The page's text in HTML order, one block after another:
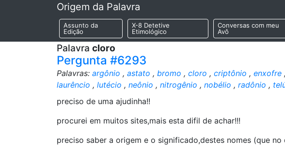
Origem da Palavra
Assunto da
Edição
X-8 Detetive
Etimológico
Conversas com meu
Avô
Palavra cloro
Pergunta #6293
Palavras: argônio , astato , bromo , cloro , criptônio , enxofre ,
laurêncio , lutécio , neônio , nitrogênio , nobélio , radônio ,
preciso de uma ajudinha!!
procurei em muitos sites,mais esta difil de achar!!!
preciso saber a origem e o significado,destes nomes (que